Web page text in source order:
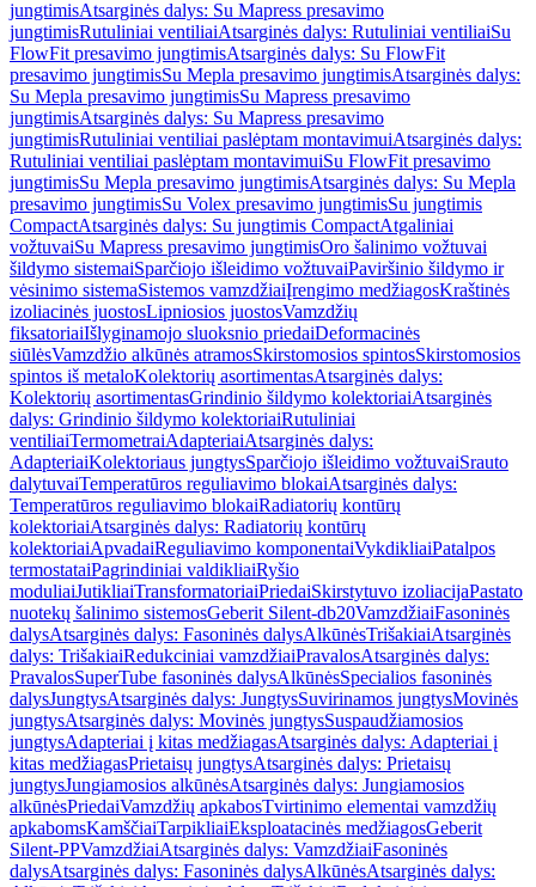
jungtimisAtsarginės dalys: Su Mapress presavimo
jungtimisRutuliniai ventiliaiAtsarginės dalys: Rutuliniai ventiliaiSu
FlowFit presavimo jungtimisAtsarginės dalys: Su FlowFit
presavimo jungtimisSu Mepla presavimo jungtimisAtsarginės dalys:
Su Mepla presavimo jungtimisSu Mapress presavimo
jungtimisAtsarginės dalys: Su Mapress presavimo
jungtimisRutuliniai ventiliai paslėptam montavimuiAtsarginės dalys:
Rutuliniai ventiliai paslėptam montavimuiSu FlowFit presavimo
jungtimisSu Mepla presavimo jungtimisAtsarginės dalys: Su Mepla
presavimo jungtimisSu Volex presavimo jungtimisSu jungtimis
CompactAtsarginės dalys: Su jungtimis CompactAtgaliniai
vožtuvaiSu Mapress presavimo jungtimisOro šalinimo vožtuvai
šildymo sistemaiSparčiojo išleidimo vožtuvaiPaviršinio šildymo ir
vėsinimo sistemaSistemos vamzdžiaiĮrengimo medžiagosKraštinės
izoliacinės juostosLipniosios juostosVamzdžių
fiksatoriaiIšlyginamojo sluoksnio priedaiDeformacinės
siūlėsVamzdžio alkūnės atramosSkirstomosios spintosSkirstomosios
spintos iš metaloKolektorių asortimentasAtsarginės dalys:
Kolektorių asortimentasGrindinio šildymo kolektoriaiAtsarginės
dalys: Grindinio šildymo kolektoriaiRutuliniai
ventiliaiTermometraiAdapteriaiAtsarginės dalys:
AdapteriaiKolektoriaus jungtysSparčiojo išleidimo vožtuvaiSrauto
dalytuvaiTemperatūros reguliavimo blokaiAtsarginės dalys:
Temperatūros reguliavimo blokaiRadiatorių kontūrų
kolektoriaiAtsarginės dalys: Radiatorių kontūrų
kolektoriaiApvadaiReguliavimo komponentaiVykdikliaiPatalpos
termostataiPagrindiniai valdikliaiRyšio
moduliaiJutikliaiTransformatoriaiPriedaiSkirstytuvo izoliacijaPastato
nuotekų šalinimo sistemosGeberit Silent-db20VamzdžiaiFasoninės
dalysAtsarginės dalys: Fasoninės dalysAlkūnėsTrišakiaiAtsarginės
dalys: TrišakiaiRedukciniai vamzdžiaiPravalosAtsarginės dalys:
PravalosSuperTube fasoninės dalysAlkūnėsSpecialios fasoninės
dalysJungtysAtsarginės dalys: JungtysSuvirinamos jungtysMovinės
jungtysAtsarginės dalys: Movinės jungtysSuspaudžiamosios
jungtysAdapteriai į kitas medžiagasAtsarginės dalys: Adapteriai į
kitas medžiagasPrietaisų jungtysAtsarginės dalys: Prietaisų
jungtysJungiamosios alkūnėsAtsarginės dalys: Jungiamosios
alkūnėsPriedaiVamzdžių apkabosTvirtinimo elementai vamzdžių
apkabomsKamščiaiTarpikliaiEksploatacinės medžiagosGeberit
Silent-PPVamzdžiaiAtsarginės dalys: VamzdžiaiFasoninės
dalysAtsarginės dalys: Fasoninės dalysAlkūnėsAtsarginės dalys: